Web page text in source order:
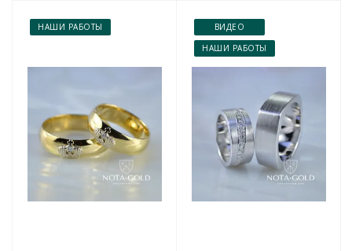
НАШИ РАБОТЫ
ВИДЕО
НАШИ РАБОТЫ